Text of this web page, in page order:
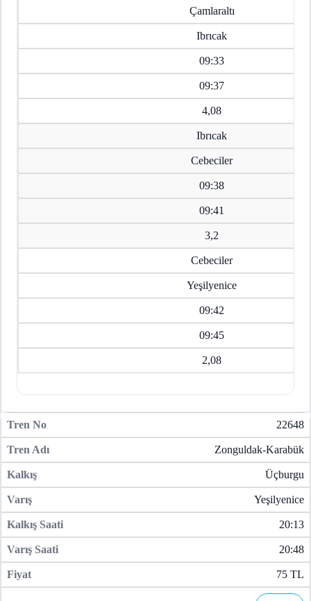
Çamlaraltı
Ibrıcak
09:33
09:37
4,08
Ibrıcak
Cebeciler
09:38
09:41
3,2
Cebeciler
Yeşilyenice
09:42
09:45
2,08
22648
Zonguldak-Karabük
Üçburgu
Yeşilyenice
20:13
20:48
75 TL